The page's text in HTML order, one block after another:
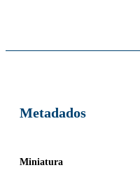
Metadados
Miniatura